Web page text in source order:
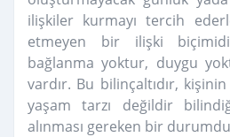
ilişkiler kurmayı tercih
etmeyen bir ilişki
bağlanma yoktur, duygu
vardır. Bu bilinçaltıdır,
yaşam tarzı değildir
alınması gereken bir